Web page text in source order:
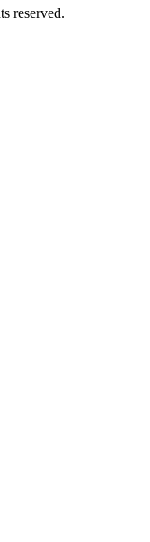
reserved.